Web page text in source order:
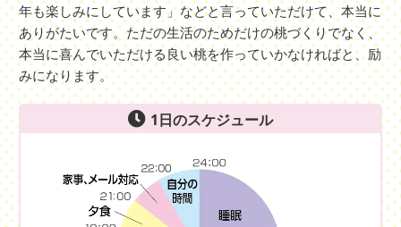
年も楽しみにしています」などと言っていただけて、本当に
ありがたいです。ただの生活のためだけの桃づくりでなく、
本当に喜んでいただける良い桃を作っていかなければと、励
みになります。
1日のスケジュール